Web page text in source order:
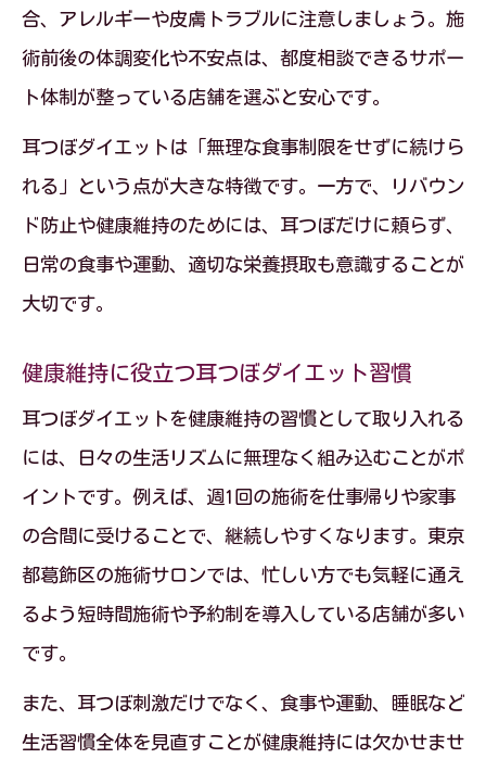
無理せず続く耳つぼダイエットの秘訣
対策
が必須
耳つぼダイエットで注目される栄養素と
は
耳つぼダイエットと食事アドバイスの重
要性
耳つぼダイエットに役立つ栄養補助食品
の選び方
耳つぼダイエットがリバウンド防止に役
立つ理由
合、アレルギーや皮膚トラブルに注意しましょう。施
術前後の体調変化や不安点は、都度相談できるサポー
ト体制が整っている店舗を選ぶと安心です。
耳つぼダイエットは「無理な食事制限をせずに続けら
れる」という点が大きな特徴です。一方で、リバウン
ド防止や健康維持のためには、耳つぼだけに頼らず、
日常の食事や運動、適切な栄養摂取も意識することが
大切です。
健康維持に役立つ耳つぼダイエット習慣
耳つぼダイエットを健康維持の習慣として取り入れる
には、日々の生活リズムに無理なく組み込むことがポ
イントです。例えば、週1回の施術を仕事帰りや家事
の合間に受けることで、継続しやすくなります。東京
都葛飾区の施術サロンでは、忙しい方でも気軽に通え
るよう短時間施術や予約制を導入している店舗が多い
です。
また、耳つぼ刺激だけでなく、食事や運動、睡眠など
生活習慣全体を見直すことが健康維持には欠かせませ